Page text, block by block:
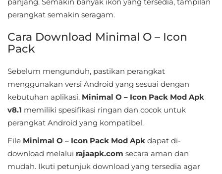
Video
&
Editors
Weather
Rekomendasi
perangkat semakin seragam.
Cara Download Minimal O – Icon
Pack
Sebelum mengunduh, pastikan perangkat
menggunakan versi Android yang sesuai dengan
kebutuhan aplikasi. Minimal O – Icon Pack Mod Apk
v8.1 memiliki spesifikasi ringan dan cocok untuk
perangkat Android yang kompatibel.
File Minimal O – Icon Pack Mod Apk dapat di-
download melalui rajaapk.com secara aman dan
mudah. Ikuti petunjuk download yang tersedia agar